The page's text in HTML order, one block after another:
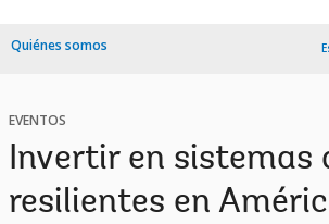
Quiénes somos
EVENTOS
Invertir en sistemas
resilientes en